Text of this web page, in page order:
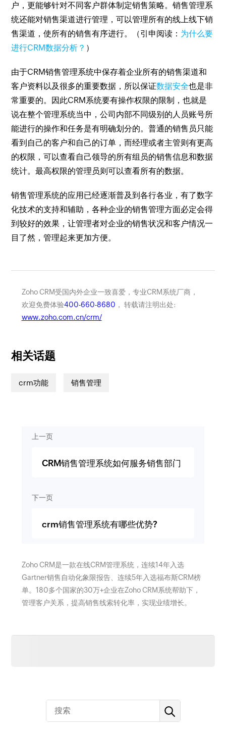
户，更能够针对不同客户群体制定销售策略。销售管理系
统还能对销售渠道进行管理，可以管理所有的线上线下销
售渠道，使所有的销售有序进行。（引申阅读： 为什么要
进行CRM数据分析？ ）
由于CRM销售管理系统中保存着企业所有的销售渠道和
客户资料以及很多的重要数据，所以保证数据安全也是非
常重要的。因此CRM系统要有操作权限的限制，也就是
说在整个管理系统当中，公司内部不同级别的人员账号所
能进行的操作和任务是有明确划分的。普通的销售员只能
看到自己的客户和自己的订单，而经理或者主管则有更高
的权限，可以查看自己领导的所有组员的销售信息和数据
统计。最高权限的管理员则可以查看所有的数据。
销售管理系统的应用已经逐渐普及到各行各业，有了数字
化技术的支持和辅助，各种企业的销售管理方面必定会得
到较好的效果，让管理者对企业的销售状况和客户情况一
目了然，管理起来更加方便。
Zoho CRM受国内外企业一致喜爱，专业CRM系统厂商，
欢迎免费体验400-660-8680 ， 转载请注明出处:
www.zoho.com.cn/crm/
相关话题
crm功能 销售管理
上一页
CRM销售管理系统如何服务销售部门
下一页
crm销售管理系统有哪些优势?
Zoho CRM是一款在线CRM管理系统，连续14年入选
Gartner销售自动化象限报告、连续5年入选福布斯CRM榜
单。180多个国家的30万+企业在Zoho CRM系统帮助下，
管理客户关系，提高销售线索转化率，实现业绩增长。